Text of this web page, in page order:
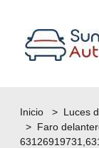
Inicio >Luces
> Faro